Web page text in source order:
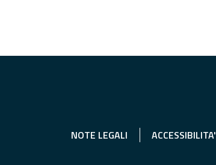
NOTE LEGALI ACCESSIBILITA'